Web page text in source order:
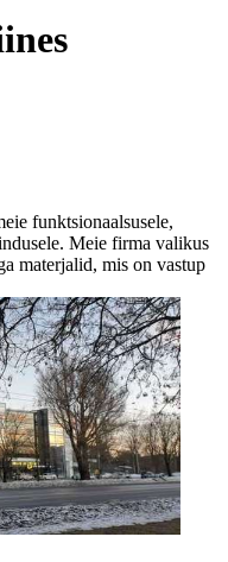
funktsionaalsusele,
Meie firma valikus
materjalid, mis on vastup